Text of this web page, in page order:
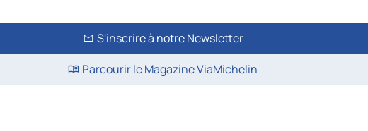
S'inscrire à notre Newsletter
Parcourir le Magazine ViaMichelin